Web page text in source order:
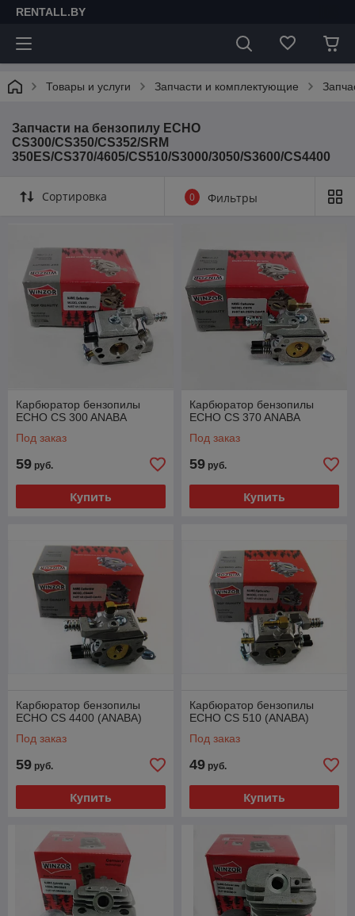
RENTALL.BY
Товары и услуги Запчасти и комплектующие
Запчасти на бензопилу ECHO
CS300/CS350/CS352/SRM
350ES/CS370/4605/CS510/S3000/3050/S3600/CS4400
Сортировка 0 Фильтры
Карбюратор бензопилы
ECHO CS 300 ANABA
Под заказ
59 руб.
Купить
Карбюратор бензопилы
ECHO CS 370 ANABA
Под заказ
59 руб.
Купить
Карбюратор бензопилы
ECHO CS 4400 (ANABA)
Под заказ
59 руб.
Купить
Карбюратор бензопилы
ECHO CS 510 (ANABA)
Под заказ
49 руб.
Купить